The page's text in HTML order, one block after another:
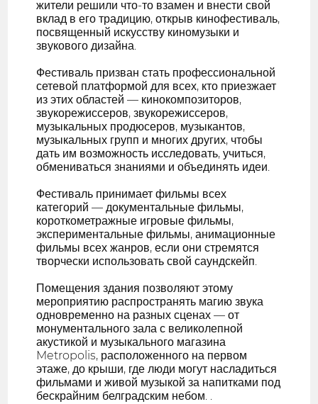
жители решили что-то взамен и внести свой
вклад в его традицию, открыв кинофестиваль,
посвященный искусству киномузыки и
звукового дизайна.
Фестиваль призван стать профессиональной
сетевой платформой для всех, кто приезжает
из этих областей — кинокомпозиторов,
звукорежиссеров, звукорежиссеров,
музыкальных продюсеров, музыкантов,
музыкальных групп и многих других, чтобы
дать им возможность исследовать, учиться,
обмениваться знаниями и объединять идеи.
Фестиваль принимает фильмы всех
категорий — документальные фильмы,
короткометражные игровые фильмы,
экспериментальные фильмы, анимационные
фильмы всех жанров, если они стремятся
творчески использовать свой саундскейп.
Помещения здания позволяют этому
мероприятию распространять магию звука
одновременно на разных сценах — от
монументального зала с великолепной
акустикой и музыкального магазина
Metropolis, расположенного на первом
этаже, до крыши, где люди могут насладиться
фильмами и живой музыкой за напитками под
бескрайним белградским небом. .